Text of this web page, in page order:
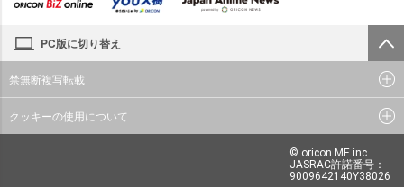
PC版に切り替え
禁無断複写転載
クッキーの使用について
© oricon ME inc.
JASRAC許諾番号：
9009642140Y38026